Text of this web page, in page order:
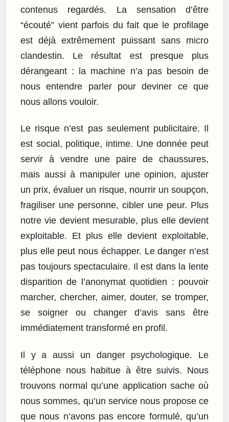
contenus regardés. La sensation d’être
“écouté” vient parfois du fait que le profilage
est déjà extrêmement puissant sans micro
clandestin. Le résultat est presque plus
dérangeant : la machine n’a pas besoin de
nous entendre parler pour deviner ce que
nous allons vouloir.
Le risque n’est pas seulement publicitaire. Il
est social, politique, intime. Une donnée peut
servir à vendre une paire de chaussures,
mais aussi à manipuler une opinion, ajuster
un prix, évaluer un risque, nourrir un soupçon,
fragiliser une personne, cibler une peur. Plus
notre vie devient mesurable, plus elle devient
exploitable. Et plus elle devient exploitable,
plus elle peut nous échapper. Le danger n’est
pas toujours spectaculaire. Il est dans la lente
disparition de l’anonymat quotidien : pouvoir
marcher, chercher, aimer, douter, se tromper,
se soigner ou changer d’avis sans être
immédiatement transformé en profil.
Il y a aussi un danger psychologique. Le
téléphone nous habitue à être suivis. Nous
trouvons normal qu’une application sache où
nous sommes, qu’un service nous propose ce
que nous n’avons pas encore formulé, qu’un